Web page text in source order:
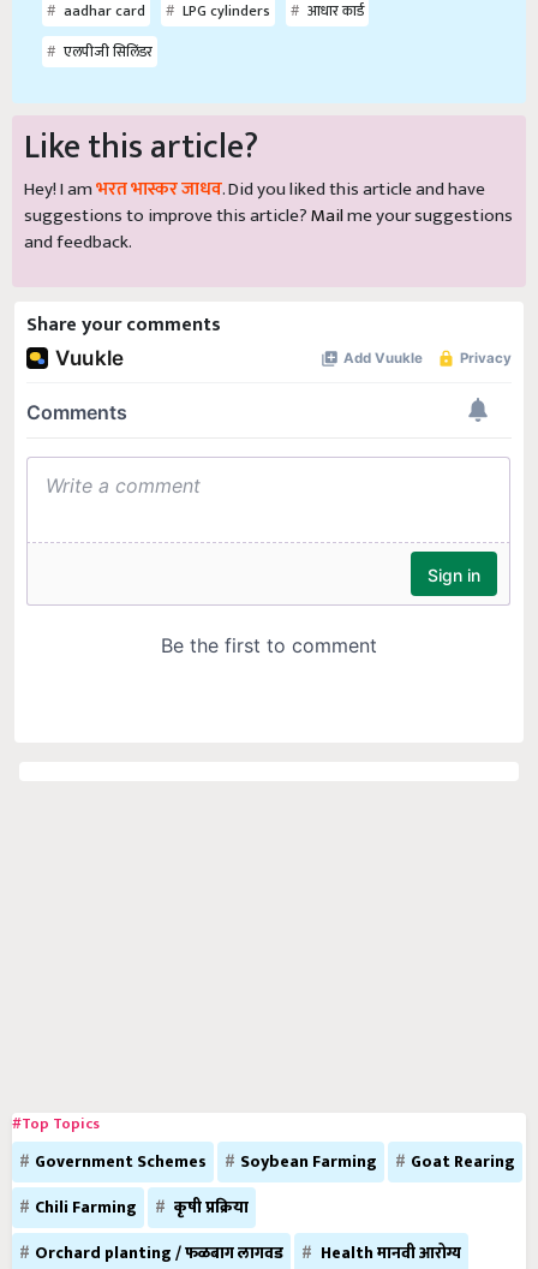
aadhar card LPG cylinders
आधार कार्ड
एलपीजी सिलिंडर
Like this article?
Hey! I amभरत भास्कर जाधव. Did you liked this article and have
suggestions to improve this article?Mailme your suggestions
and feedback.
Share your comments
#Top Topics
Government Schemes Soybean Farming
Goat Rearing
Chili Farming
कृषी प्रक्रिया
Orchard planting / फळबाग लागवड
Health मानवी आरोग्य